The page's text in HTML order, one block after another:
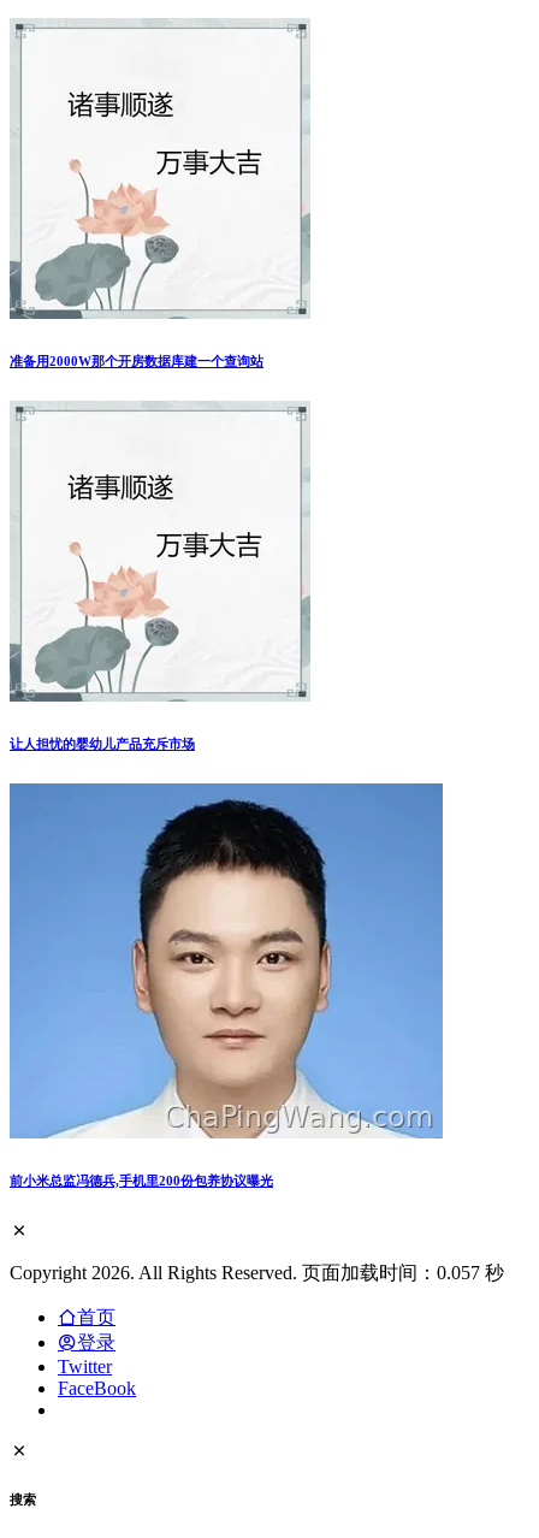
准备用2000W那个开房数据库建一个查询站
让人担忧的婴幼儿产品充斥市场
前小米总监冯德兵,手机里200份包养协议曝光
Copyright 2026. All Rights Reserved. 页面加载时间：0.057 秒
首页
登录
Twitter
FaceBook
搜索